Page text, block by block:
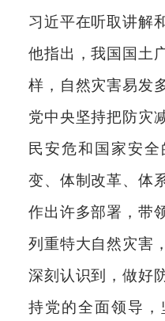
习近平在听取讲解
他指出，我国国土
样，自然灾害易发
党中央坚持把防灾
民安危和国家安
变、体制改革、体
作出许多部署，带
列重特大自然灾害
深刻认识到，做好
持党的全面领导